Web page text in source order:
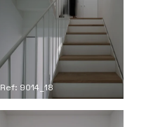
Ref: 9014_18